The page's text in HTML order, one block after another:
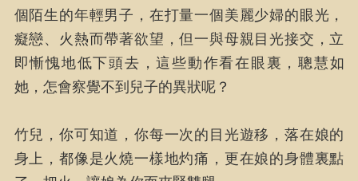
個陌生的年輕男子，在打量一個美麗少婦的眼光，
癡戀、火熱而帶著欲望，但一與母親目光接交，立
即慚愧地低下頭去，這些動作看在眼裏，聰慧如
她，怎會察覺不到兒子的異狀呢？
竹兒，你可知道，你每一次的目光遊移，落在娘的
身上，都像是火燒一樣地灼痛，更在娘的身體裏點